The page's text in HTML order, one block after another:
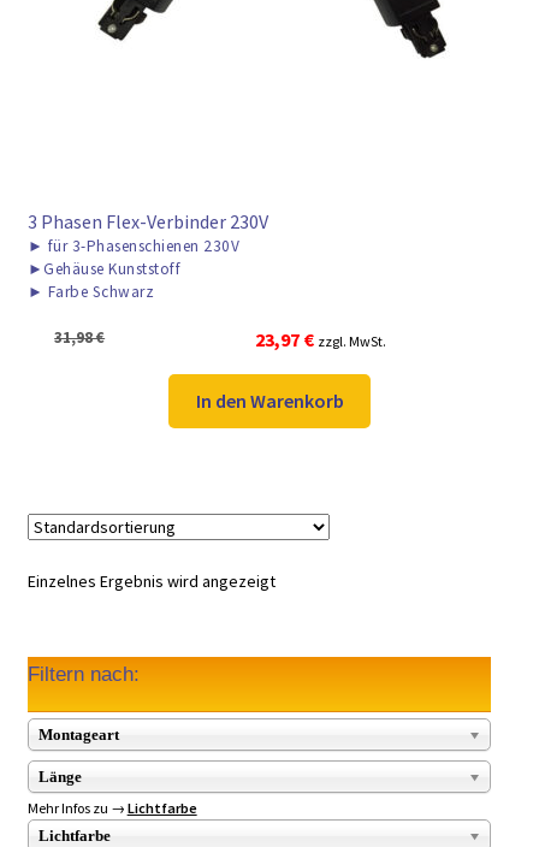
► ZAHLARTEN
► VERSANDARTEN
3 Phasen Flex-Verbinder 230V
► für 3-Phasenschienen 230V
►Gehäuse Kunststoff
► Farbe Schwarz
31,98€
Ursprünglicher
Preis
war:
31,98 €
23,97 €Aktueller
Preis
ist:
23,97 €.
zzgl. MwSt.
In den Warenkorb
Einzelnes Ergebnis wird angezeigt
Filtern nach:
Montageart
Länge
Mehr Infos zu → Lichtfarbe
Lichtfarbe